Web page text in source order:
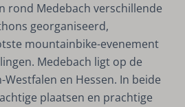
rond Medebach verschillende
georganiseerd,
mountainbike-evenement
Medebach ligt op de
en Hessen. In beide
plaatsen en prachtige